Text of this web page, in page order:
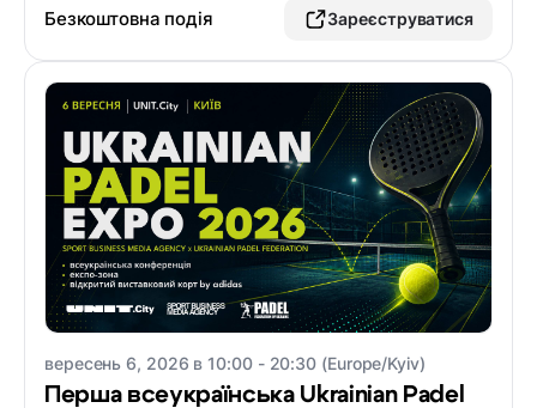
Безкоштовна подія Зареєструватися
вересень 6, 2026 в 10:00 - 20:30 (Europe/Kyiv)
Перша всеукраїнська Ukrainian Padel